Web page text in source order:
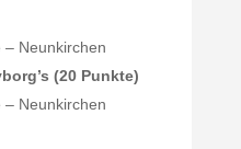
– Neunkirchen
(20 Punkte)
– Neunkirchen